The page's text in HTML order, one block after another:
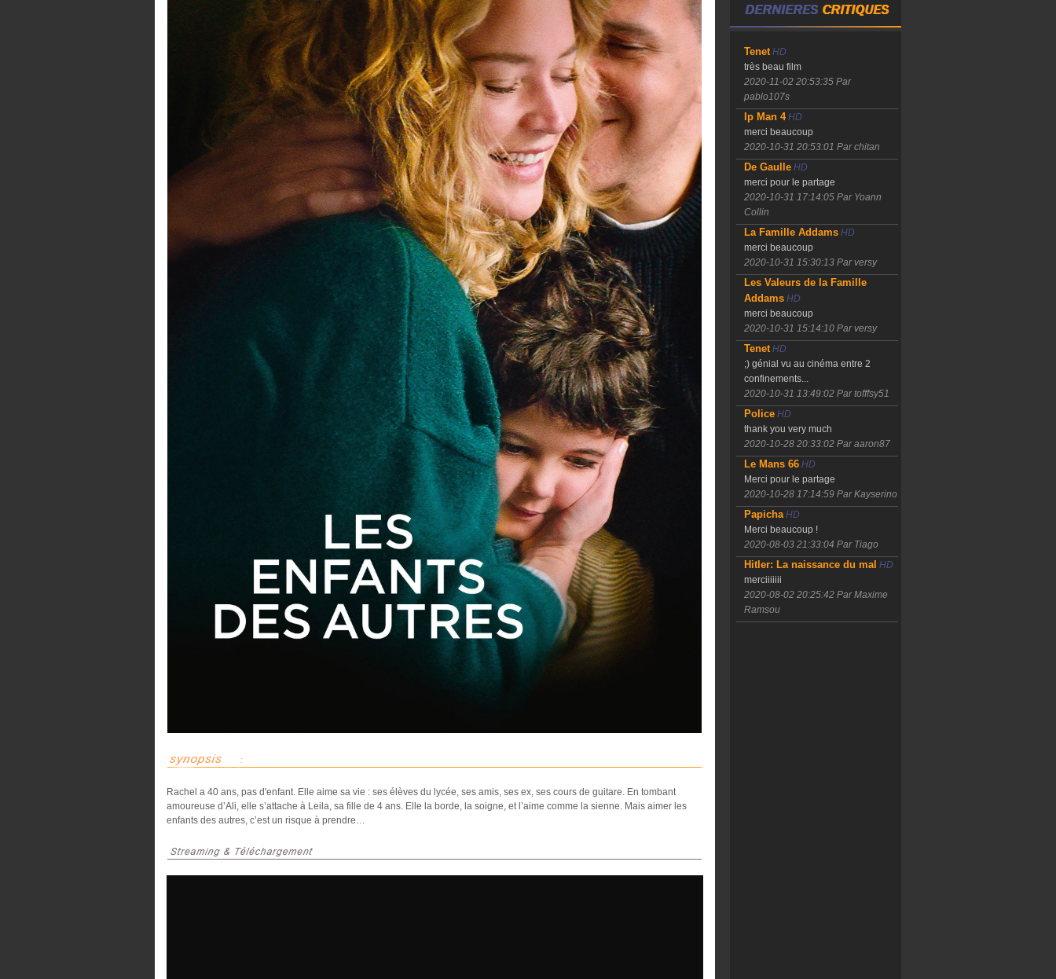
Rachel a 40 ans, pas d'enfant. Elle aime sa vie : ses élèves du lycée, ses amis, ses ex, ses cours de guitare. En tombant
amoureuse d’Ali, elle s’attache à Leila, sa fille de 4 ans. Elle la borde, la soigne, et l’aime comme la sienne. Mais aimer les
enfants des autres, c’est un risque à prendre…
TenetHD
très beau film
2020-11-02 20:53:35 Par
pablo107s
Ip Man 4HD
merci beaucoup
2020-10-31 20:53:01 Par chitan
De GaulleHD
merci pour le partage
2020-10-31 17:14:05 Par Yoann
Collin
La Famille AddamsHD
merci beaucoup
2020-10-31 15:30:13 Par versy
Les Valeurs de la Famille
AddamsHD
merci beaucoup
2020-10-31 15:14:10 Par versy
TenetHD
;) génial vu au cinéma entre 2
confinements...
2020-10-31 13:49:02 Par tofffsy51
PoliceHD
thank you very much
2020-10-28 20:33:02 Par aaron87
Le Mans 66HD
Merci pour le partage
2020-10-28 17:14:59 Par Kayserino
PapichaHD
Merci beaucoup !
2020-08-03 21:33:04 Par Tiago
Hitler: La naissance du mal HD
merciiiiiii
2020-08-02 20:25:42 Par Maxime
Ramsou